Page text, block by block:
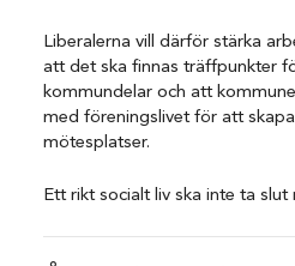
Liberalerna vill därför stärka
att det ska finnas träffpunkter
kommundelar och att
med föreningslivet för att
mötesplatser.
Ett rikt socialt liv ska inte ta